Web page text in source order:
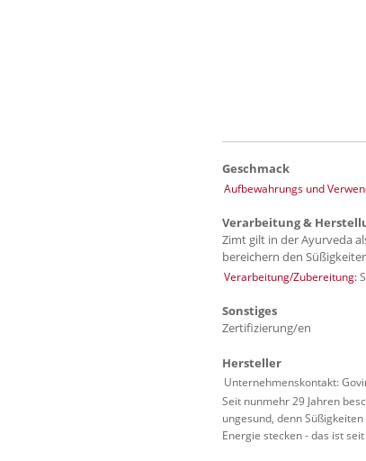
Geschmack
Aufbewahrungs und
Verarbeitung &
Zimt gilt in der Ayurveda
bereichern den
Verarbeitung/Zubereitung:
Sonstiges
Zertifizierung/en
Hersteller
Unternehmenskontakt:
Seit nunmehr 29 Jahren
ungesund, denn
Energie stecken - das ist